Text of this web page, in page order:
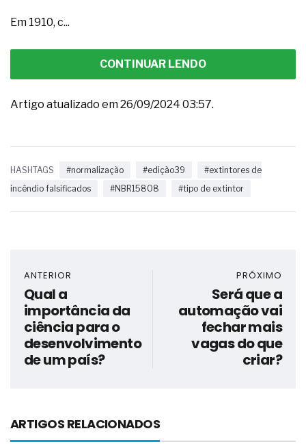
Em 1910, c...
CONTINUAR LENDO
Artigo atualizado em 26/09/2024 03:57.
HASHTAGS #normalização #edição39
#extintores de
incêndio falsificados
#NBR15808 #tipo de extintor
ANTERIOR
Qual a
importância da
ciência para o
desenvolvimento
de um país?
PRÓXIMO
Será que a
automação vai
fechar mais
vagas do que
criar?
ARTIGOS RELACIONADOS